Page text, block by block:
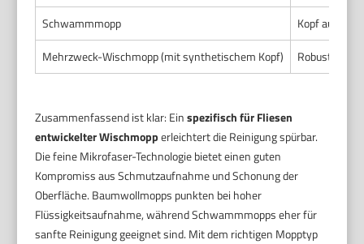
Schwammmopp
Kopf aus
Mehrzweck-Wischmopp (mit synthetischem Kopf)
Robuster
Zusammenfassend ist klar: Einspezifisch für Fliesen
entwickelter Wischmopperleichtert die Reinigung spürbar.
Die feine Mikrofaser-Technologie bietet einen guten
Kompromiss aus Schmutzaufnahme und Schonung der
Oberfläche. Baumwollmopps punkten bei hoher
Flüssigkeitsaufnahme, während Schwammmopps eher für
sanfte Reinigung geeignet sind. Mit dem richtigen Mopptyp